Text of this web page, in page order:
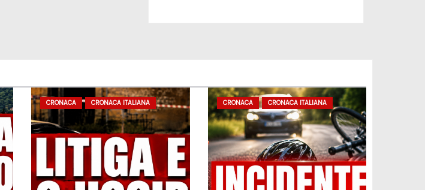
CRONACA CRONACA ITALIANA CRONACA CRONACA ITALIANA